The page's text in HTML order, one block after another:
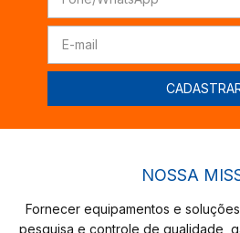
NOSSA
Fornecer equipamentos e
pesquisa e controle de qualidade,